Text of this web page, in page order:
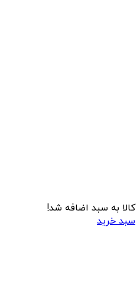
کالا به سبد اضافه شد!
سبد خرید